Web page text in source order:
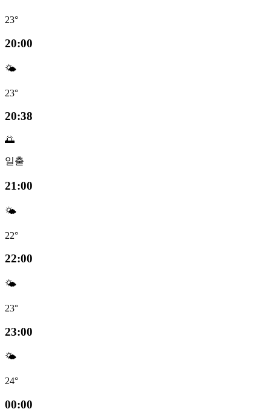
23°
20:00
🌤️
23°
20:38
🌅
일출
21:00
🌤️
22°
22:00
🌤️
23°
23:00
🌤️
24°
00:00